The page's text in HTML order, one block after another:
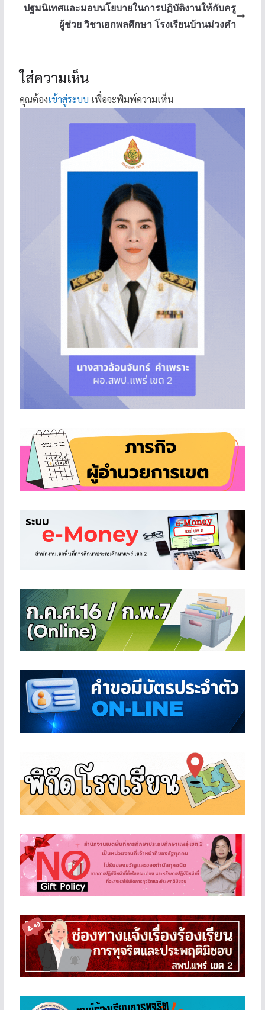
ปฐมนิเทศและมอบนโยบายในการปฏิบัติงานให้กับครู
ผู้ช่วย วิชาเอกพลศึกษา โรงเรียนบ้านม่วงคำ
ใส่ความเห็น
คุณต้องเข้าสู่ระบบ เพื่อจะพิมพ์ความเห็น